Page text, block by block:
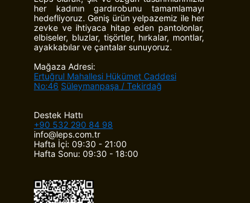
her kadının gardırobunu tamamlamayı
hedefliyoruz. Geniş ürün yelpazemiz ile her
zevke ve ihtiyaca hitap eden pantolonlar,
elbiseler, bluzlar, tişörtler, hırkalar, montlar,
ayakkabılar ve çantalar sunuyoruz.
Mağaza Adresi:
Ertuğrul Mahallesi Hükümet Caddesi
No:46 Süleymanpaşa / Tekirdağ
Destek Hattı
+90 532 290 84 98
info@leps.com.tr
Hafta İçi: 09:30 - 21:00
Hafta Sonu: 09:30 - 18:00